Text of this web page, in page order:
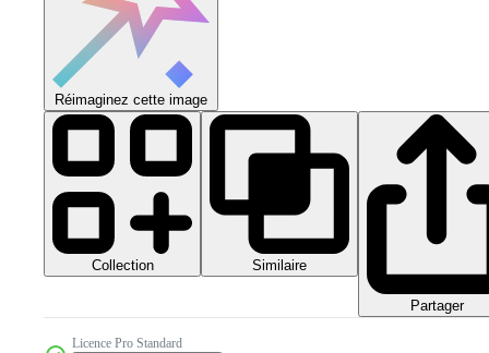
Réimaginez cette image
Collection Similaire
Partager
Licence Pro Standard